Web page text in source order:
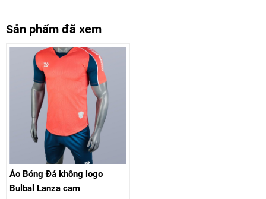
Sản phẩm đã xem
Áo Bóng Đá không logo
Bulbal Lanza cam